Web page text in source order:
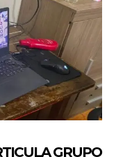
GRUPO